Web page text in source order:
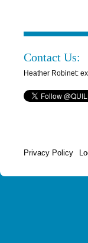
Contact Us:
Heather Robinet:
Privacy Policy